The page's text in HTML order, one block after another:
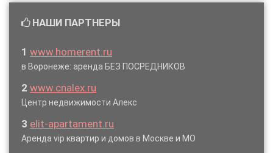
НАШИ ПАРТНЕРЫ
1 www.homerent.ru
в Воронеже: аренда БЕЗ ПОСРЕДНИКОВ
2 www.cnalex.ru
Центр недвижимости Алекс
3 elit-apartament.ru
Аренда vip квартир и домов в Москве и МО